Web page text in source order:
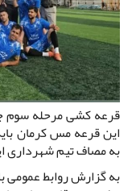
قرعه کشی مرحله سوم
این قرعه مس کرمان
به مصاف تیم شهرداری
به گزارش روابط عمومی